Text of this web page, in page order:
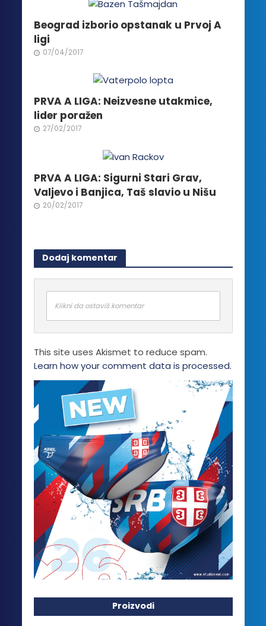
mogu
biti
na
proizvoda.
Beograd izborio opstanak u Prvoj A
ligi
07/04/2017
PRVA A LIGA: Neizvesne utakmice,
lider poražen
27/02/2017
PRVA A LIGA: Sigurni Stari Grav,
Valjevo i Banjica, Taš slavio u Nišu
20/02/2017
Dodaj komentar
Klikni da ostaviš komentar
This site uses Akismet to reduce spam.
Learn how your comment data is processed.
Proizvodi